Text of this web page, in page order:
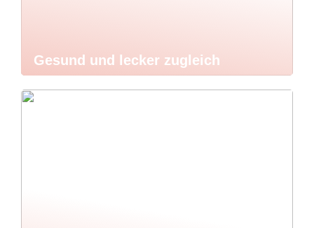
Gesund und lecker zugleich